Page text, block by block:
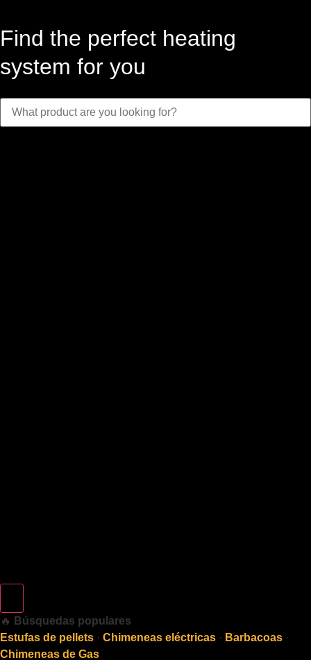
Find the perfect heating
system for you
🔥 Búsquedas populares
Estufas de pellets · Chimeneas eléctricas · Barbacoas ·
Chimeneas de Gas